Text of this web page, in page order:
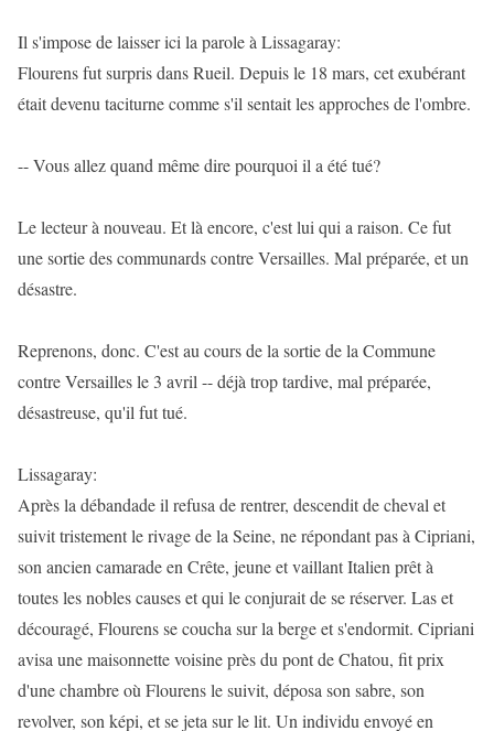
Il s'impose de laisser ici la parole à Lissagaray:
Flourens fut surpris dans Rueil. Depuis le 18 mars, cet exubérant
était devenu taciturne comme s'il sentait les approches de l'ombre.
-- Vous allez quand même dire pourquoi il a été tué?
Le lecteur à nouveau. Et là encore, c'est lui qui a raison. Ce fut
une sortie des communards contre Versailles. Mal préparée, et un
désastre.
Reprenons, donc. C'est au cours de la sortie de la Commune
contre Versailles le 3 avril -- déjà trop tardive, mal préparée,
désastreuse, qu'il fut tué.
Lissagaray:
Après la débandade il refusa de rentrer, descendit de cheval et
suivit tristement le rivage de la Seine, ne répondant pas à Cipriani,
son ancien camarade en Crête, jeune et vaillant Italien prêt à
toutes les nobles causes et qui le conjurait de se réserver. Las et
découragé, Flourens se coucha sur la berge et s'endormit. Cipriani
avisa une maisonnette voisine près du pont de Chatou, fit prix
d'une chambre où Flourens le suivit, déposa son sabre, son
revolver, son képi, et se jeta sur le lit. Un individu envoyé en